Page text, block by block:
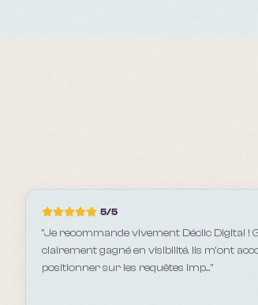
5/5
"Je recommande vivement Déclic Digital !
clairement gagné en visibilité. Ils m’ont
positionner sur les requêtes imp..."